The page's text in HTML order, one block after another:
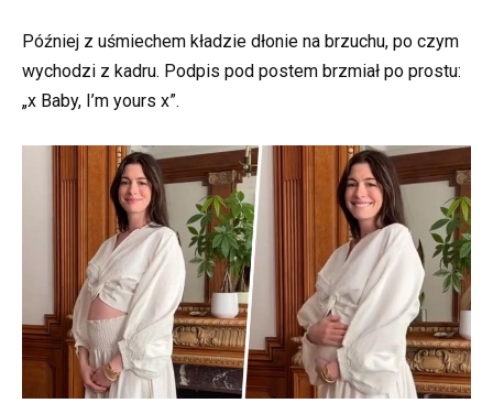
Później z uśmiechem kładzie dłonie na brzuchu, po czym
wychodzi z kadru. Podpis pod postem brzmiał po prostu:
„x Baby, I’m yours x”.